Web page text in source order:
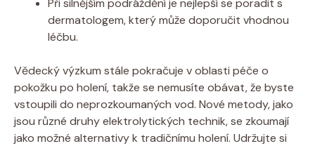
dermatologem, který může doporučit vhodnou
léčbu.
Vědecký výzkum stále pokračuje v oblasti péče o
pokožku po holení, takže se nemusíte obávat, že byste
vstoupili do neprozkoumaných vod. Nové metody, jako
jsou různé druhy elektrolytických technik, se zkoumají
jako možné alternativy k tradičnímu holení. Udržujte si